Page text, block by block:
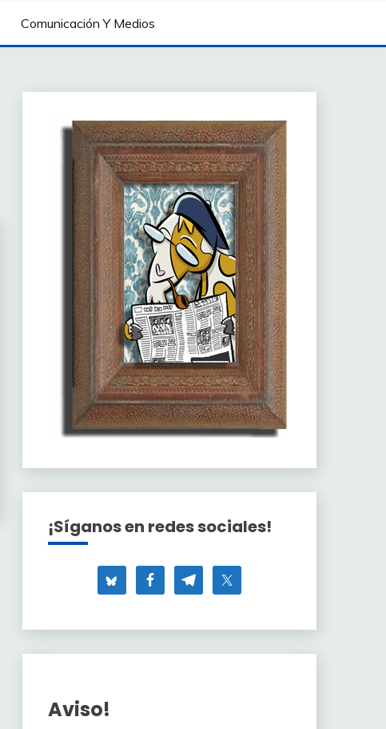
Comunicación Y Medios
¡Síganos en redes sociales!
Aviso!